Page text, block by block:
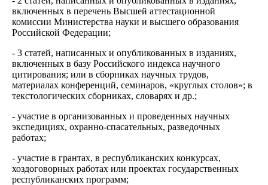
включенных в перечень Высшей аттестационной
комиссии Министерства науки и высшего образования
Российской Федерации;
- 3 статей, написанных и опубликованных в изданиях,
включенных в базу Российского индекса научного
цитирования; или в сборниках научных трудов,
материалах конференций, семинаров, «круглых столов»; в
текстологических сборниках, словарях и др.;
- участие в организованных и проведенных научных
экспедициях, охранно-спасательных, разведочных
работах;
- участие в грантах, в республиканских конкурсах,
хоздоговорных работах или проектах государственных
республиканских программ;